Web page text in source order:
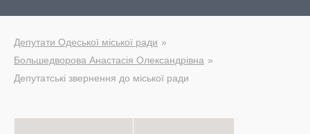
Депутати Одеської міської ради
Большедворова Анастасія Олександрівна
Депутатські звернення до міської ради